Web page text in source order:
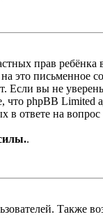
прав
это письменное
Если вы не
phpBB
ответе на
.
Также